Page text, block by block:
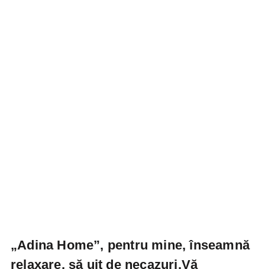
„Adina Home”, pentru mine, înseamnă
relaxare, să uit de necazuri.Vă